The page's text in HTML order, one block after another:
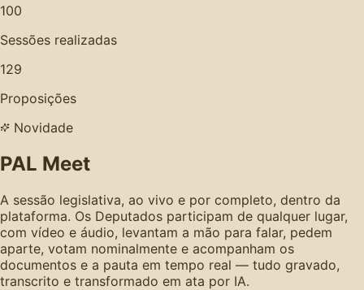
100
Sessões realizadas
129
Proposições
Novidade
PAL Meet
A sessão legislativa, ao vivo e por completo, dentro da
plataforma. Os Deputados participam de qualquer lugar,
com vídeo e áudio, levantam a mão para falar, pedem
aparte, votam nominalmente e acompanham os
documentos e a pauta em tempo real — tudo gravado,
transcrito e transformado em ata por IA.